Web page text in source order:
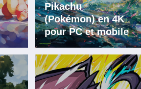
Pikachu
(Pokémon) en 4K
pour PC et mobile